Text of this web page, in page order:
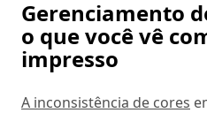
Gerenciamento
o que você vê
impresso
A inconsistência de cores